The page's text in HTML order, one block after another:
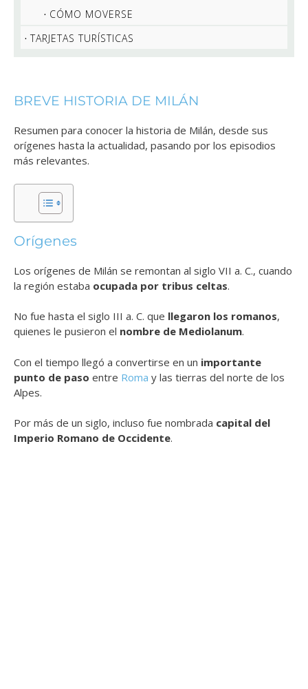
CÓMO MOVERSE
TARJETAS TURÍSTICAS
BREVE HISTORIA DE MILÁN
Resumen para conocer la historia de Milán, desde sus
orígenes hasta la actualidad, pasando por los episodios
más relevantes.
Orígenes
Los orígenes de Milán se remontan al siglo VII a. C., cuando
la región estaba ocupada por tribus celtas.
No fue hasta el siglo III a. C. que llegaron los romanos,
quienes le pusieron el nombre de Mediolanum.
Con el tiempo llegó a convertirse en un importante
punto de paso entre Roma y las tierras del norte de los
Alpes.
Por más de un siglo, incluso fue nombrada capital del
Imperio Romano de Occidente.